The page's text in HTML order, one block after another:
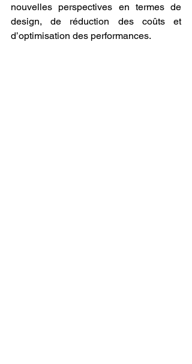
nouvelles perspectives en termes de
design, de réduction des coûts et
d’optimisation des performances.